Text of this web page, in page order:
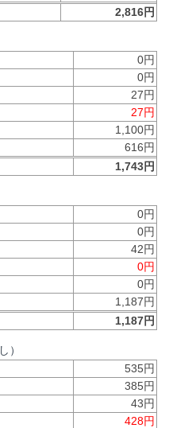
2,816円
0円
0円
27円
27円
1,100円
616円
1,743円
0円
0円
42円
0円
0円
1,187円
1,187円
）
535円
385円
43円
428円